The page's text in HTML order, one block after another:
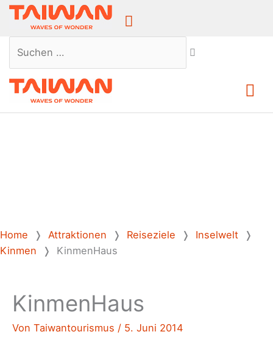
Above
Suchen …
Home ❭ Attraktionen ❭ Reiseziele ❭ Inselwelt ❭
Kinmen ❭ KinmenHaus
KinmenHaus
Von Taiwantourismus / 5. Juni 2014